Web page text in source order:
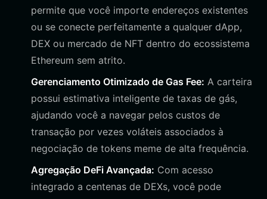
permite que você importe endereços existentes
ou se conecte perfeitamente a qualquer dApp,
DEX ou mercado de NFT dentro do ecossistema
Ethereum sem atrito.
Gerenciamento Otimizado de Gas Fee: A carteira
possui estimativa inteligente de taxas de gás,
ajudando você a navegar pelos custos de
transação por vezes voláteis associados à
negociação de tokens meme de alta frequência.
Agregação DeFi Avançada: Com acesso
integrado a centenas de DEXs, você pode